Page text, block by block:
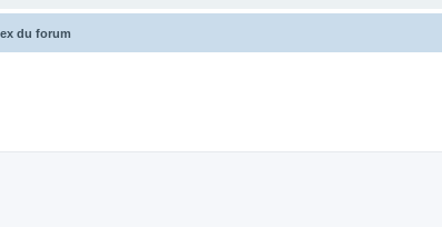
du forum